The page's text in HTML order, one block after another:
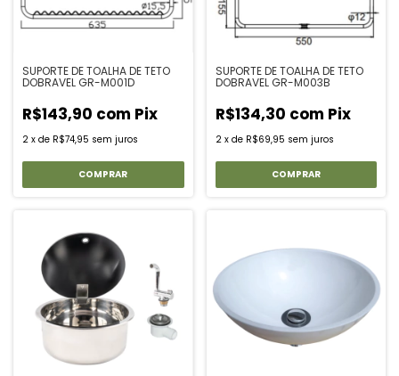
SUPORTE DE TOALHA DE TETO
DOBRAVEL GR-M001D
R$143,90 com Pix
2 x de R$74,95 sem juros
SUPORTE DE TOALHA DE TETO
DOBRAVEL GR-M003B
R$134,30 com Pix
2 x de R$69,95 sem juros